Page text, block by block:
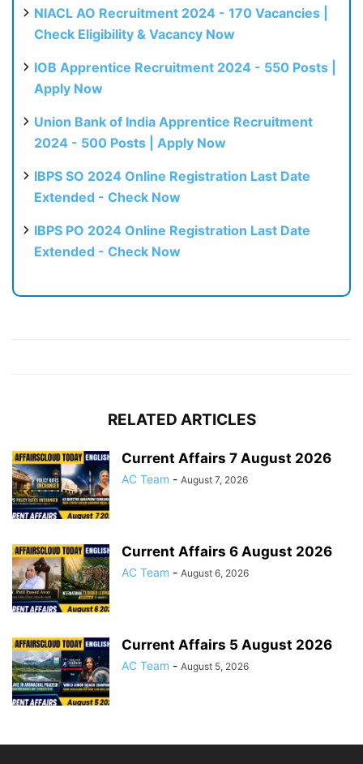
NIACL AO Recruitment 2024 - 170 Vacancies |
Check Eligibility & Vacancy Now
IOB Apprentice Recruitment 2024 - 550 Posts |
Apply Now
Union Bank of India Apprentice Recruitment
2024 - 500 Posts | Apply Now
IBPS SO 2024 Online Registration Last Date
Extended - Check Now
IBPS PO 2024 Online Registration Last Date
Extended - Check Now
RELATED ARTICLES
Current Affairs 7 August 2026
AC Team - August 7, 2026
Current Affairs 6 August 2026
AC Team - August 6, 2026
Current Affairs 5 August 2026
AC Team - August 5, 2026